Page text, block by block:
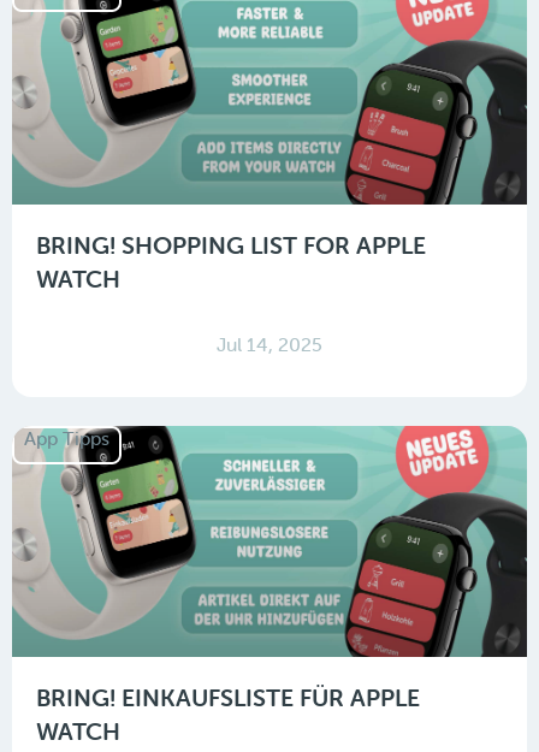
BRING! SHOPPING LIST FOR APPLE
WATCH
Jul 14, 2025
App Tipps
BRING! EINKAUFSLISTE FÜR APPLE
WATCH